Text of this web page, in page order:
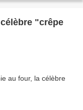
"crêpe